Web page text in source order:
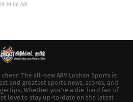
AM
The all-new ARV Loshan Sports is
and greatest sports news, scores, and
Whether you're a die-hard fan of
love to stay up-to-date on the latest